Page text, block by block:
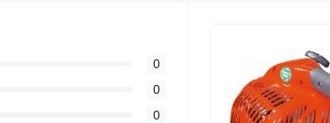
0
0
0